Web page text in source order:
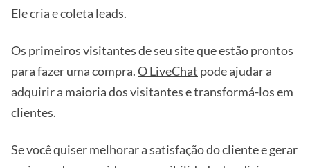
Ele cria e coleta leads.
Os primeiros visitantes de seu site que estão prontos
para fazer uma compra.O LiveChat pode ajudar a
adquirir a maioria dos visitantes e transformá-los em
clientes.
Se você quiser melhorar a satisfação do cliente e gerar